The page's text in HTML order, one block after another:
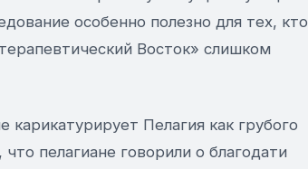
особенно полезно для тех, кто
Восток» слишком
Пелагия как грубого
пелагиане говорили о благодати